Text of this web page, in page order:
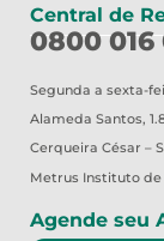
Central de
0800 016
Segunda a sexta-
Alameda Santos,
Cerqueira César –
Metrus Instituto de
Agende seu